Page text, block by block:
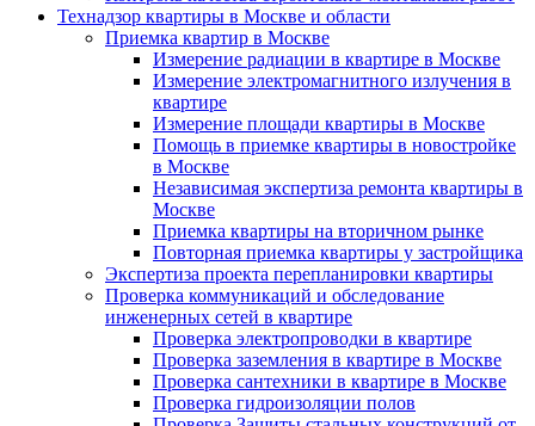
Технадзор квартиры в Москве и области
Приемка квартир в Москве
Измерение радиации в квартире в Москве
Измерение электромагнитного излучения в
квартире
Измерение площади квартиры в Москве
Помощь в приемке квартиры в новостройке
в Москве
Независимая экспертиза ремонта квартиры в
Москве
Приемка квартиры на вторичном рынке
Повторная приемка квартиры у застройщика
Экспертиза проекта перепланировки квартиры
Проверка коммуникаций и обследование
инженерных сетей в квартире
Проверка электропроводки в квартире
Проверка заземления в квартире в Москве
Проверка сантехники в квартире в Москве
Проверка гидроизоляции полов